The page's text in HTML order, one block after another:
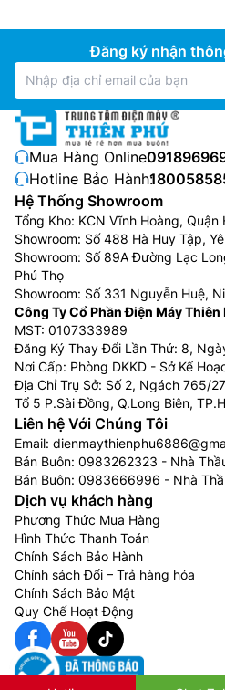
của gốc hydroxyl giúp ức
nhiễm bám trên bề mặt và
giảm các loại mùi thường
khí sạch sẽ và trong lành.
Điều hòa Panasonic 1
CU/CS-RU9AKH-8 –
Với công nghệ Nanoe-G trên
9000btu 1 chiều inverterCU/
hưởng những luồng khí lạnh
lành. Nanoe-G hoạt động
nghìn các hạt phân tử Nanoe
khí, loại bỏ bụi bẩn, bụi mịn
Đăng ký nhận
Mua Hàng Online:
Hotline Bảo Hành:
Hệ Thống Showroom
Tổng Kho: KCN Vĩnh Hoàng, Quận
Showroom: Số 488 Hà Huy Tập,
Showroom: Số 89A Đường Lạc
Phú Thọ
Showroom: Số 331 Nguyễn Huệ,
Công Ty Cổ Phần Điện Máy Thiên
MST: 0107333989
Đăng Ký Thay Đổi Lần Thứ: 8,
Nơi Cấp: Phòng DKKD - Sở Kế
Địa Chỉ Trụ Sở: Số 2, Ngách 765/
Tổ 5 P.Sài Đồng, Q.Long Biên,
Liên hệ Với Chúng Tôi
Email:
Bán Buôn: 0983262323 - Nhà
Bán Buôn: 0983666996 - Nhà
Dịch vụ khách hàng
Phương Thức Mua Hàng
Hình Thức Thanh Toán
Chính Sách Bảo Hành
Chính sách Đổi – Trả hàng hóa
Chính Sách Bảo Mật
Quy Chế Hoạt Động